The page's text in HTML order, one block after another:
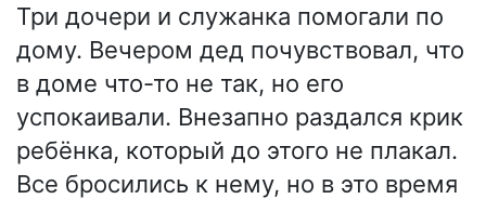
Три дочери и служанка помогали по
дому. Вечером дед почувствовал, что
в доме что-то не так, но его
успокаивали. Внезапно раздался крик
ребёнка, который до этого не плакал.
Все бросились к нему, но в это время